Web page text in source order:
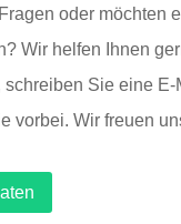
oder möchten
Wir helfen Ihnen
schreiben Sie eine E-
vorbei. Wir freuen